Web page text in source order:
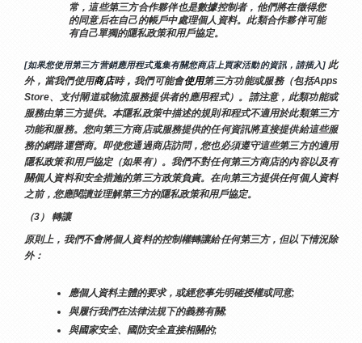
常，這些第三方合作夥伴也是數據控制者，他們將在徵得您
的同意后在自己的帳戶中處理個人資料。此類合作夥伴可能
有自己單獨的隱私政策和用戶協定。
[如果您使用第三方营銷應用程式蒐集有關您商店上買家活動的資訊，請插入] 此
外，當我們使用商店時， 我們可能會使用第三方功能或服務（包括Apps
Store、支付閘道或物流服務提供者的應用程式）。請注意，此類功能或
服務由第三方提供。本隱私政策中描述的規則和程式不適用於此類第三方
功能和服務。您向第三方商店或服務提供的任何資訊將直接提供給這些服
務的網路運營商。即使您通過商店訪問，您也必須遵守這些第三方的適用
隱私政策和用戶協定（如果有）。我們不對任何第三方商店的內容以及有
關個人資料和安全措施的第三方政策負責。在向第三方提供任何個人資料
之前，您應閱讀並理解第三方的隱私政策和用戶協定。
（3） 轉讓
原則上，我們不會將個人資料的控制權轉讓給任何第三方，但以下情況除
外：
應個人資料主體的要求，或經您事先明確授權或同意;
與履行我們在法律法規下的義務有關;
與國家安全、國防安全直接相關的;